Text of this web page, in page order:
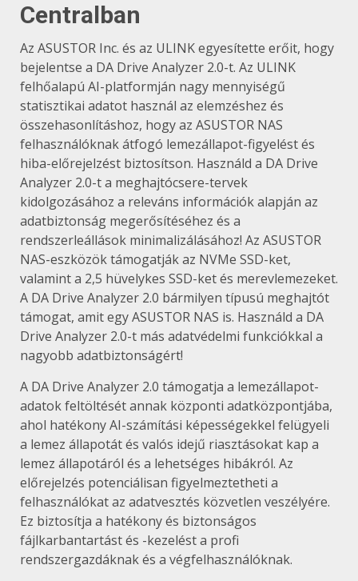
Centralban
Az ASUSTOR Inc. és az ULINK egyesítette erőit, hogy
bejelentse a DA Drive Analyzer 2.0-t. Az ULINK
felhőalapú AI-platformján nagy mennyiségű
statisztikai adatot használ az elemzéshez és
összehasonlításhoz, hogy az ASUSTOR NAS
felhasználóknak átfogó lemezállapot-figyelést és
hiba-előrejelzést biztosítson. Használd a DA Drive
Analyzer 2.0-t a meghajtócsere-tervek
kidolgozásához a releváns információk alapján az
adatbiztonság megerősítéséhez és a
rendszerleállások minimalizálásához! Az ASUSTOR
NAS-eszközök támogatják az NVMe SSD-ket,
valamint a 2,5 hüvelykes SSD-ket és merevlemezeket.
A DA Drive Analyzer 2.0 bármilyen típusú meghajtót
támogat, amit egy ASUSTOR NAS is. Használd a DA
Drive Analyzer 2.0-t más adatvédelmi funkciókkal a
nagyobb adatbiztonságért!
A DA Drive Analyzer 2.0 támogatja a lemezállapot-
adatok feltöltését annak központi adatközpontjába,
ahol hatékony AI-számítási képességekkel felügyeli
a lemez állapotát és valós idejű riasztásokat kap a
lemez állapotáról és a lehetséges hibákról. Az
előrejelzés potenciálisan figyelmeztetheti a
felhasználókat az adatvesztés közvetlen veszélyére.
Ez biztosítja a hatékony és biztonságos
fájlkarbantartást és -kezelést a profi
rendszergazdáknak és a végfelhasználóknak.